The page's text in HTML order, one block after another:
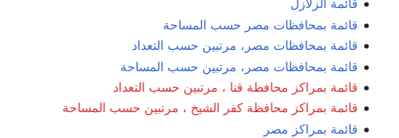
قائمة الزلازل
قائمة بمحافظات مصر حسب المساحة
قائمة بمحافظات مصر، مرتبين حسب التعداد
قائمة بمحافظات مصر، مرتبين حسب المساحة
قائمة بمراكز محافظة قنا ، مرتبين حسب التعداد
قائمة بمراكز محافظة كفر الشيخ ، مرتبين حسب المساحة
قائمة بمراكز مصر